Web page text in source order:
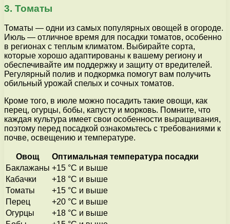
3. Томаты
Томаты — одни из самых популярных овощей в огороде.
Июль — отличное время для посадки томатов, особенно
в регионах с теплым климатом. Выбирайте сорта,
которые хорошо адаптированы к вашему региону и
обеспечивайте им поддержку и защиту от вредителей.
Регулярный полив и подкормка помогут вам получить
обильный урожай спелых и сочных томатов.
Кроме того, в июле можно посадить такие овощи, как
перец, огурцы, бобы, капусту и морковь. Помните, что
каждая культура имеет свои особенности выращивания,
поэтому перед посадкой ознакомьтесь с требованиями к
почве, освещению и температуре.
Овощ
Оптимальная температура посадки
Баклажаны +15 °C и выше
Кабачки
+18 °C и выше
Томаты
+15 °C и выше
Перец
+20 °C и выше
Огурцы
+18 °C и выше